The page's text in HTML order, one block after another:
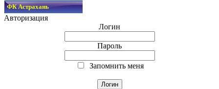
ФК Астрахань
Авторизация
Логин
Пароль
Запомнить меня